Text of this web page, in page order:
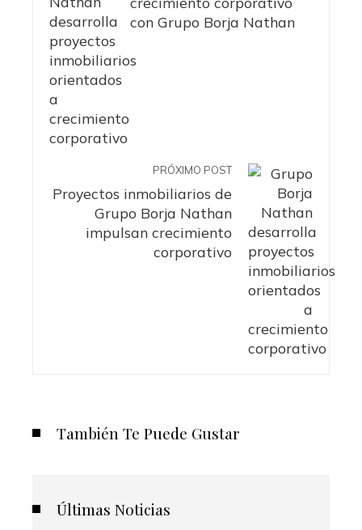
con Grupo Borja Nathan
PRÓXIMO POST
Proyectos inmobiliarios de
Grupo Borja Nathan
impulsan crecimiento
corporativo
También Te Puede Gustar
Últimas Noticias